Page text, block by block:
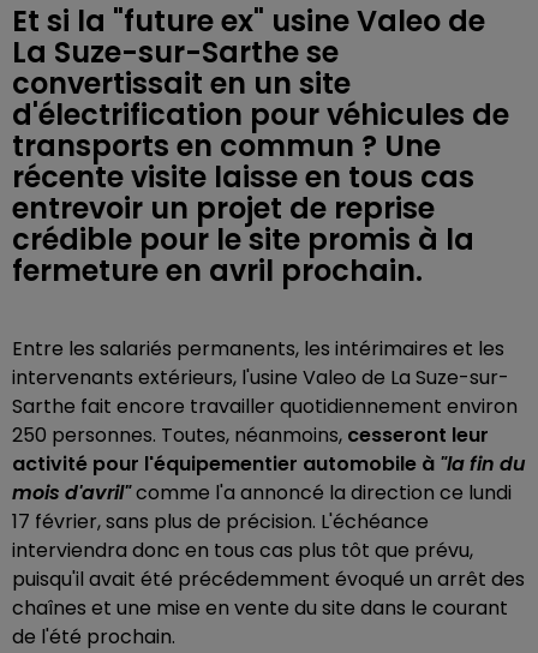
Et si la "future ex" usine Valeo de
La Suze-sur-Sarthe se
convertissait en un site
d'électrification pour véhicules de
transports en commun ? Une
récente visite laisse en tous cas
entrevoir un projet de reprise
crédible pour le site promis à la
fermeture en avril prochain.
Entre les salariés permanents, les intérimaires et les
intervenants extérieurs, l'usine Valeo de La Suze-sur-
Sarthe fait encore travailler quotidiennement environ
250 personnes. Toutes, néanmoins, cesseront leur
activité pour l'équipementier automobile à "la fin du
mois d'avril"comme l'a annoncé la direction ce lundi
17 février, sans plus de précision. L'échéance
interviendra donc en tous cas plus tôt que prévu,
puisqu'il avait été précédemment évoqué un arrêt des
chaînes et une mise en vente du site dans le courant
de l'été prochain.